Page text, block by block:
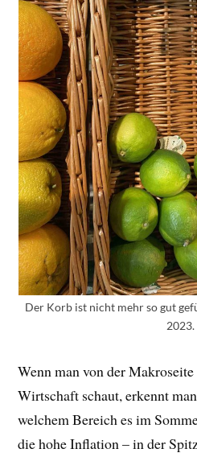
Der Korb ist nicht mehr so gut
2023.
Wenn man von der
Wirtschaft schaut, erkennt
welchem Bereich es im
die hohe Inflation – in der